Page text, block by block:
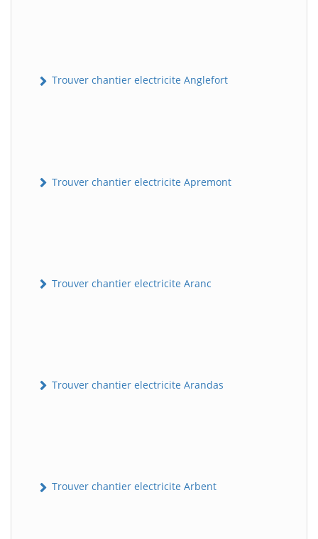
Trouver chantier electricite Anglefort
Trouver chantier electricite Apremont
Trouver chantier electricite Aranc
Trouver chantier electricite Arandas
Trouver chantier electricite Arbent